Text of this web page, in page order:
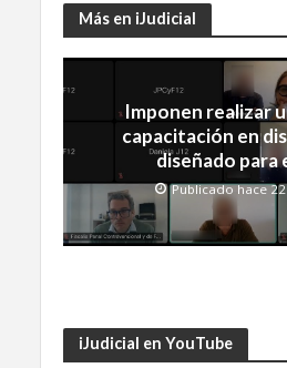
Más en iJudicial
Imponen realizar
capacitación en
diseñado para
Publicado hace
iJudicial en YouTube